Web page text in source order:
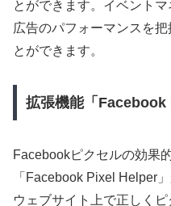
とができます。イベント
広告のパフォーマンスを
とができます。
拡張機能「
Facebookピクセルの効果
「Facebook Pixel Helper
ウェブサイト上で正しく